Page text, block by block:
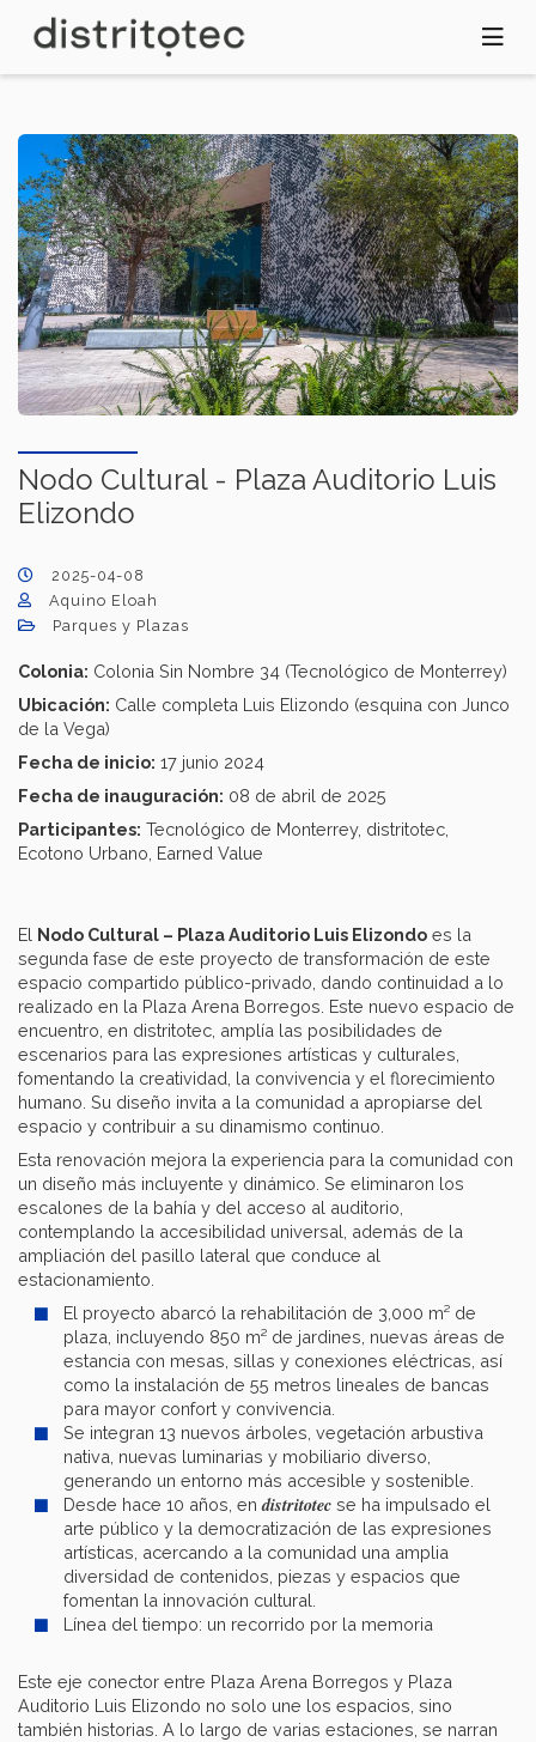
principal
Nodo Cultural - Plaza Auditorio Luis
Elizondo
2025-04-08
Aquino Eloah
Parques y Plazas
Colonia: Colonia Sin Nombre 34 (Tecnológico de Monterrey)
Ubicación: Calle completa Luis Elizondo (esquina con Junco
de la Vega)
Fecha de inicio: 17 junio 2024
Fecha de inauguración: 08 de abril de 2025
Participantes: Tecnológico de Monterrey, distritotec,
Ecotono Urbano, Earned Value
El Nodo Cultural – Plaza Auditorio Luis Elizondo es la
segunda fase de este proyecto de transformación de este
espacio compartido público-privado, dando continuidad a lo
realizado en la Plaza Arena Borregos. Este nuevo espacio de
encuentro, en distritotec, amplía las posibilidades de
escenarios para las expresiones artísticas y culturales,
fomentando la creatividad, la convivencia y el florecimiento
humano. Su diseño invita a la comunidad a apropiarse del
espacio y contribuir a su dinamismo continuo.
Esta renovación mejora la experiencia para la comunidad con
un diseño más incluyente y dinámico. Se eliminaron los
escalones de la bahía y del acceso al auditorio,
contemplando la accesibilidad universal, además de la
ampliación del pasillo lateral que conduce al
estacionamiento.
El proyecto abarcó la rehabilitación de 3,000 m² de
plaza, incluyendo 850 m² de jardines, nuevas áreas de
estancia con mesas, sillas y conexiones eléctricas, así
como la instalación de 55 metros lineales de bancas
para mayor confort y convivencia.
Se integran 13 nuevos árboles, vegetación arbustiva
nativa, nuevas luminarias y mobiliario diverso,
generando un entorno más accesible y sostenible.
Desde hace 10 años, endistritotec se ha impulsado el
arte público y la democratización de las expresiones
artísticas, acercando a la comunidad una amplia
diversidad de contenidos, piezas y espacios que
fomentan la innovación cultural.
Línea del tiempo: un recorrido por la memoria
Este eje conector entre Plaza Arena Borregos y Plaza
Auditorio Luis Elizondo no solo une los espacios, sino
también historias. A lo largo de varias estaciones, se narran